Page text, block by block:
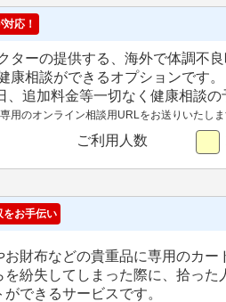
応！
ターの提供する、海外で体調不
康相談ができるオプションです。
、追加料金等一切なく健康相談の
用のオンライン相談用URLをお送りいたしま
ご利用人数
をお手伝い
お財布などの貴重品に専用のカ
を紛失してしまった際に、拾っ
ができるサービスです。